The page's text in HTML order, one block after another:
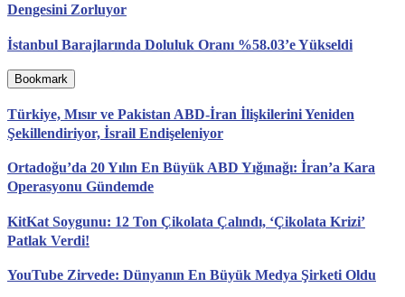
Dengesini Zorluyor
İstanbul Barajlarında Doluluk Oranı %58.03’e Yükseldi
Bookmark
Türkiye, Mısır ve Pakistan ABD-İran İlişkilerini Yeniden
Şekillendiriyor, İsrail Endişeleniyor
Ortadoğu’da 20 Yılın En Büyük ABD Yığınağı: İran’a Kara
Operasyonu Gündemde
KitKat Soygunu: 12 Ton Çikolata Çalındı, ‘Çikolata Krizi’
Patlak Verdi!
YouTube Zirvede: Dünyanın En Büyük Medya Şirketi Oldu